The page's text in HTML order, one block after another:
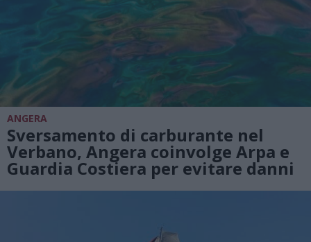
ANGERA
Sversamento di carburante nel
Verbano, Angera coinvolge Arpa e
Guardia Costiera per evitare danni